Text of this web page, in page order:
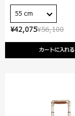
¥56,100
¥42,075
カートに入れる
55 cm